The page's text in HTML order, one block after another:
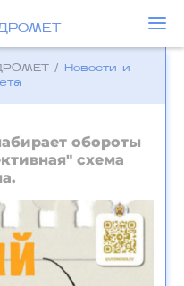
/
Новости и
обороты
схема